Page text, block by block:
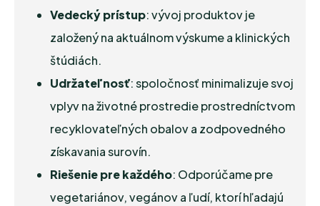
Vedecký prístup: vývoj produktov je
založený na aktuálnom výskume a klinických
štúdiách.
Udržateľnosť: spoločnosť minimalizuje svoj
vplyv na životné prostredie prostredníctvom
recyklovateľných obalov a zodpovedného
získavania surovín.
Riešenie pre každého: Odporúčame pre
vegetariánov, vegánov a ľudí, ktorí hľadajú